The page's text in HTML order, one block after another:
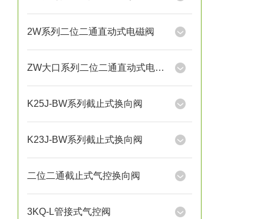
2W系列二位二通直动式电磁阀
ZW大口系列二位二通直动式电磁阀
K25J-BW系列截止式换向阀
K23J-BW系列截止式换向阀
二位二通截止式气控换向阀
3KQ-L管接式气控阀